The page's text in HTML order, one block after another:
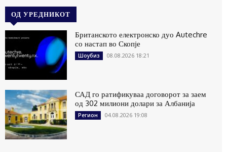
ОД УРЕДНИКОТ
Британското електронско дуо Autechre
со настап во Скопје
Шоубиз 08.08.2026 18:21
САД го ратификуваа договорот за заем
од 302 милиони долари за Албанија
Регион 04.08.2026 19:08